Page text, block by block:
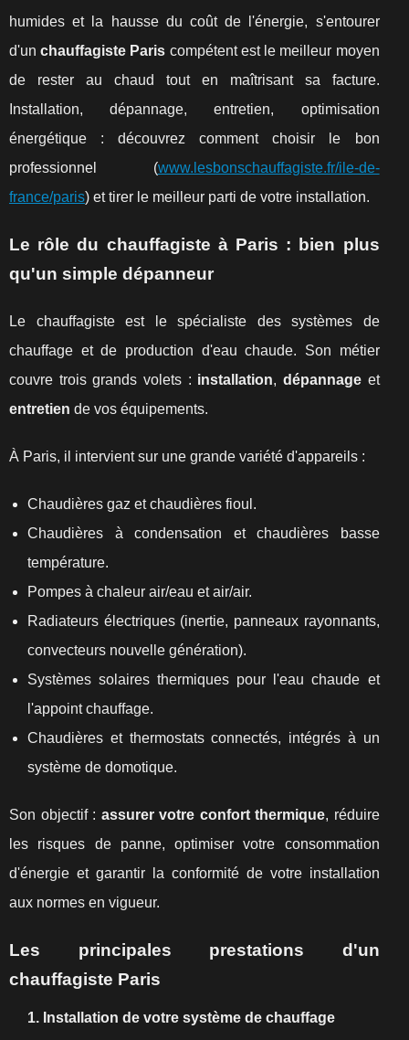
humides et la hausse du coût de l'énergie, s'entourer
d'unchauffagiste Paris compétent est le meilleur moyen
de rester au chaud tout en maîtrisant sa facture.
Installation, dépannage, entretien, optimisation
énergétique : découvrez comment choisir le bon
professionnel (www.lesbonschauffagiste.fr/ile-de-
france/paris) et tirer le meilleur parti de votre installation.
Le rôle du chauffagiste à Paris : bien plus
qu'un simple dépanneur
Le chauffagiste est le spécialiste des systèmes de
chauffage et de production d'eau chaude. Son métier
couvre trois grands volets : installation, dépannageet
entretien de vos équipements.
À Paris, il intervient sur une grande variété d'appareils :
Chaudières gaz et chaudières fioul.
Chaudières à condensation et chaudières basse
température.
Pompes à chaleur air/eau et air/air.
Radiateurs électriques (inertie, panneaux rayonnants,
convecteurs nouvelle génération).
Systèmes solaires thermiques pour l'eau chaude et
l'appoint chauffage.
Chaudières et thermostats connectés, intégrés à un
système de domotique.
Son objectif : assurer votre confort thermique, réduire
les risques de panne, optimiser votre consommation
d'énergie et garantir la conformité de votre installation
aux normes en vigueur.
Les principales prestations d'un
chauffagiste Paris
1. Installation de votre système de chauffage